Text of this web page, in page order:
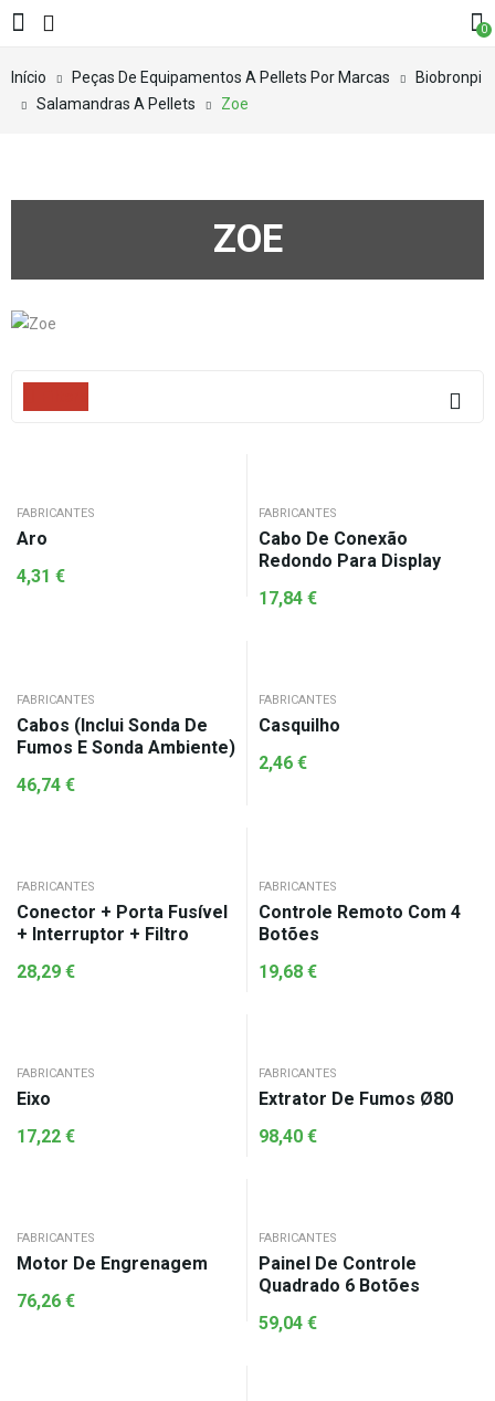
0
Início Peças De Equipamentos A Pellets Por Marcas
Biobronpi
Salamandras A Pellets
Zoe
ZOE
FABRICANTES
Aro
4,31 €
FABRICANTES
Cabo De Conexão
Redondo Para Display
17,84 €
FABRICANTES
Cabos (Inclui Sonda De
Fumos E Sonda Ambiente)
46,74 €
FABRICANTES
Casquilho
2,46 €
FABRICANTES
Conector + Porta Fusível
+ Interruptor + Filtro
28,29 €
FABRICANTES
Controle Remoto Com 4
Botões
19,68 €
FABRICANTES
Eixo
17,22 €
FABRICANTES
Extrator De Fumos Ø80
98,40 €
FABRICANTES
Motor De Engrenagem
76,26 €
FABRICANTES
Painel De Controle
Quadrado 6 Botões
59,04 €